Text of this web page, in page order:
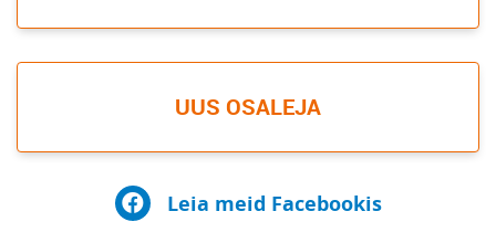
UUS OSALEJA
Leia meid Facebookis